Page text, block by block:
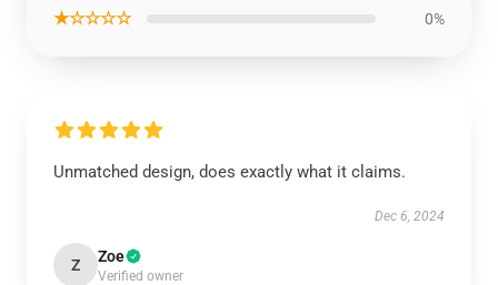
★☆☆☆☆ 0%
Unmatched design, does exactly what it claims.
Dec 6, 2024
Z Zoe
Verified owner